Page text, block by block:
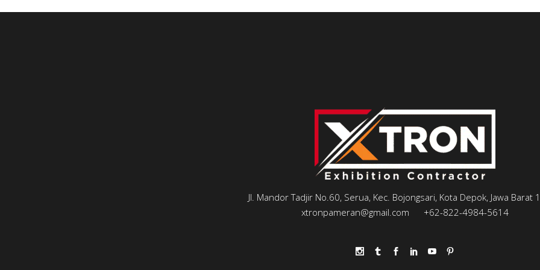
Jl. Mandor Tadjir No.60, Serua, Kec. Bojongsari, Kota Depok, Jawa Barat
xtronpameran@gmail.com
+62-822-4984-5614